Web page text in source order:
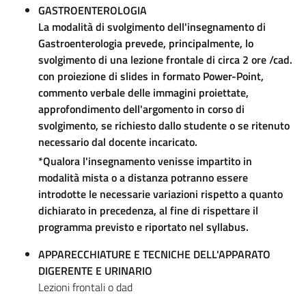
GASTROENTEROLOGIA
La modalità di svolgimento dell'insegnamento di
Gastroenterologia prevede, principalmente, lo
svolgimento di una lezione frontale di circa 2 ore /cad.
con proiezione di slides in formato Power-Point,
commento verbale delle immagini proiettate,
approfondimento dell'argomento in corso di
svolgimento, se richiesto dallo studente o se ritenuto
necessario dal docente incaricato.
*Qualora l'insegnamento venisse impartito in
modalità mista o a distanza potranno essere
introdotte le necessarie variazioni rispetto a quanto
dichiarato in precedenza, al fine di rispettare il
programma previsto e riportato nel syllabus.
APPARECCHIATURE E TECNICHE DELL'APPARATO
DIGERENTE E URINARIO
Lezioni frontali o dad